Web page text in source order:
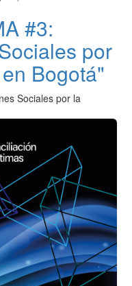
#3:
por
Bogotá"
Sociales por la